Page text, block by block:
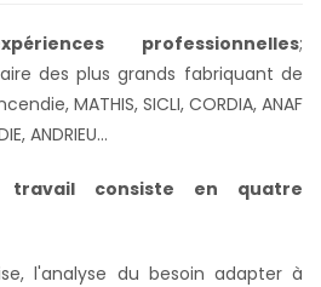
professionnelles;
des plus grands fabriquant de
MATHIS, SICLI, CORDIA, ANAF
ANDRIEU...
travail consiste en quatre
l'analyse du besoin adapter à